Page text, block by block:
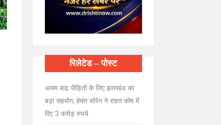
रिलेटेड – पोस्ट
असम बाढ़ पीड़ितों के लिए झारखंड का
बड़ा सहयोग, हेमंत सोरेन ने राहत कोष में
दिए 3 करोड़ रुपये